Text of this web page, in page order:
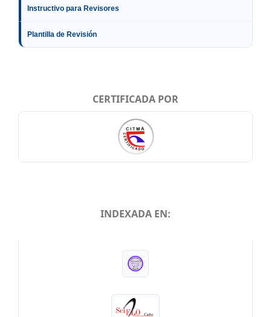
Instructivo para Revisores
Plantilla de Revisión
CERTIFICADA POR
INDEXADA EN: